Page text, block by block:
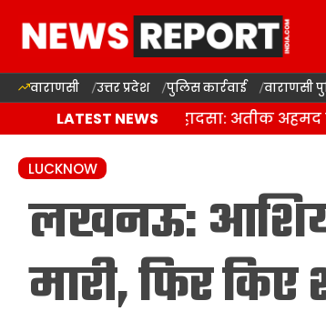
वाराणसी उत्तर प्रदेश पुलिस कार्रवाई वाराणसी
LATEST NEWS
में दर्दनाक सड़क हादसा: अतीक अहमद के
LUCKNOW
लखनऊ:
मारी, फिर